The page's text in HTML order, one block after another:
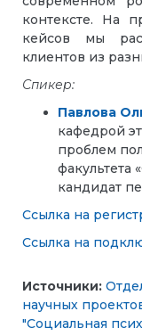
контексте. На
кейсов мы
клиентов из
Спикер:
Павлова
кафедрой
проблем
факультета
кандидат
Ссылка на
Ссылка на
Источники:
научных
"Социальная